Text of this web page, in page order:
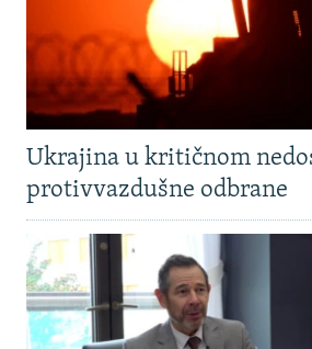
SVE KARTE DEJTONA
NASTANAK I RASPAD JUGOSLAVIJE
Ukrajina u kritičnom
protivvazdušne odbrane